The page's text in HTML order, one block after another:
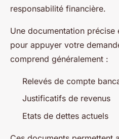
responsabilité financière.
Une documentation précise
pour appuyer votre
comprend généralement :
Relevés de compte
Justificatifs de revenus
Etats de dettes actuels